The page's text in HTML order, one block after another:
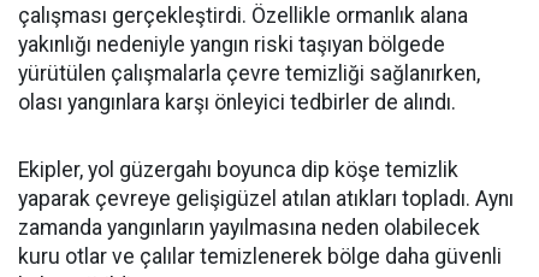
çalışması gerçekleştirdi. Özellikle ormanlık alana
yakınlığı nedeniyle yangın riski taşıyan bölgede
yürütülen çalışmalarla çevre temizliği sağlanırken,
olası yangınlara karşı önleyici tedbirler de alındı.
Ekipler, yol güzergahı boyunca dip köşe temizlik
yaparak çevreye gelişigüzel atılan atıkları topladı. Aynı
zamanda yangınların yayılmasına neden olabilecek
kuru otlar ve çalılar temizlenerek bölge daha güvenli